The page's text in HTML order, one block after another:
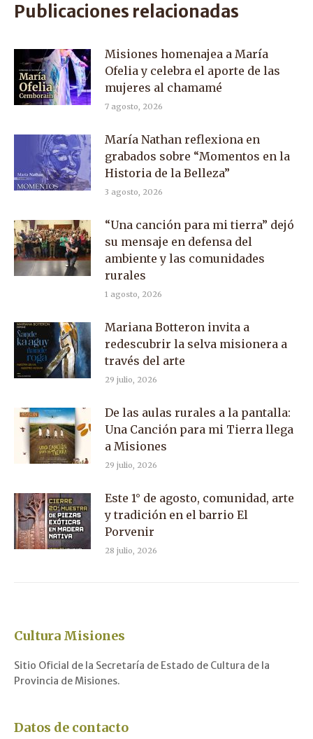
Publicaciones relacionadas
Misiones homenajea a María
Ofelia y celebra el aporte de las
mujeres al chamamé
7 agosto, 2026
María Nathan reflexiona en
grabados sobre “Momentos en la
Historia de la Belleza”
3 agosto, 2026
“Una canción para mi tierra” dejó
su mensaje en defensa del
ambiente y las comunidades
rurales
1 agosto, 2026
Mariana Botteron invita a
redescubrir la selva misionera a
través del arte
29 julio, 2026
De las aulas rurales a la pantalla:
Una Canción para mi Tierra llega
a Misiones
29 julio, 2026
Este 1° de agosto, comunidad, arte
y tradición en el barrio El
Porvenir
28 julio, 2026
Cultura Misiones
Sitio Oficial de la Secretaría de Estado de Cultura de la
Provincia de Misiones.
Datos de contacto